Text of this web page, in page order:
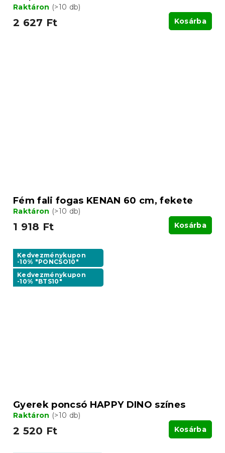
Raktáron (>10 db)
2 627 Ft Kosárba
Fém fali fogas KENAN 60 cm, fekete
Raktáron (>10 db)
1 918 Ft Kosárba
Kedvezménykupon
-10% "PONCSO10"
Kedvezménykupon
-10% "BTS10"
Gyerek poncsó HAPPY DINO színes
Raktáron (>10 db)
2 520 Ft Kosárba